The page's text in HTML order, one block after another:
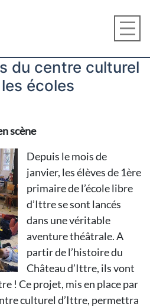
du centre culturel
écoles
scène
Depuis le mois de
janvier, les élèves de 1ère
primaire de l’école libre
d’Ittre se sont lancés
dans une véritable
aventure théâtrale. A
partir de l’histoire du
Château d’Ittre, ils vont
! Ce projet, mis en place par
culturel d’Ittre, permettra